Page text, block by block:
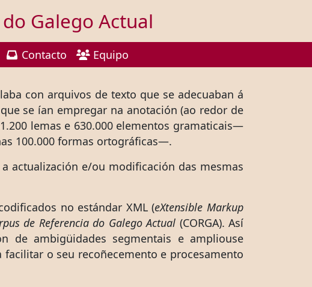
Galego Actual
Contacto Equipo
con arquivos de texto que se adecuaban á
se ían empregar na anotación (ao redor de
lemas e 630.000 elementos gramaticais—
100.000 formas ortográficas—.
actualización e/ou modificación das mesmas
no estándar XML (eXtensible Markup
de Referencia do Galego Actual (CORGA). Así
de ambigüidades segmentais e ampliouse
o seu recoñecemento e procesamento